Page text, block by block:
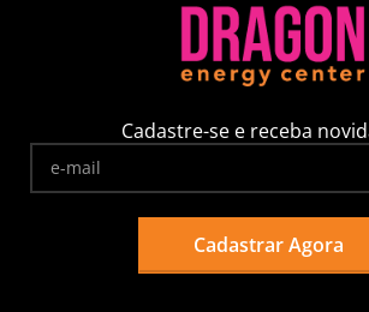
Cadastre-se e receba